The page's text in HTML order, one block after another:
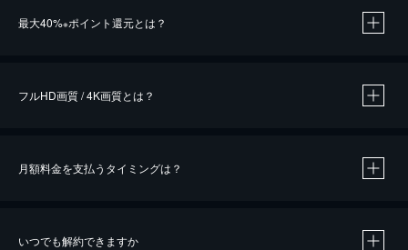
最大40%※ポイント還元とは？
※40％ポイント還元の対象は、クレジットカード決済による作品の購入 / レンタルです。
iOSアプリのUコイン決済による作品の購入 / レンタルは、20％のポイント還元です。
フルHD画質 / 4K画質とは？
月額料金を支払うタイミングは？
いつでも解約できますか